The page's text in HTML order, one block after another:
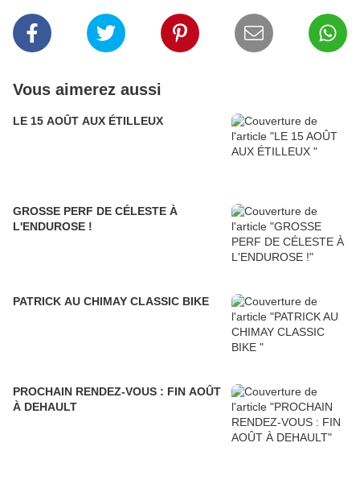
Vous aimerez aussi
LE 15 AOÛT AUX ÉTILLEUX
GROSSE PERF DE CÉLESTE À
L'ENDUROSE !
PATRICK AU CHIMAY CLASSIC BIKE
PROCHAIN RENDEZ-VOUS : FIN AOÛT
À DEHAULT